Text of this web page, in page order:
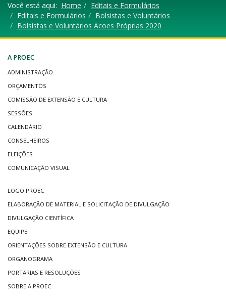
Você está aqui: Home
Editais e Formulários
Editais e Formulários
Bolsistas e Voluntários
Bolsistas e Voluntários Acoes Próprias 2020
A PROEC
ADMINISTRAÇÃO
ORÇAMENTOS
COMISSÃO DE EXTENSÃO E CULTURA
SESSÕES
CALENDÁRIO
CONSELHEIROS
ELEIÇÕES
COMUNICAÇÃO VISUAL
LOGO PROEC
ELABORAÇÃO DE MATERIAL E SOLICITAÇÃO DE DIVULGAÇÃO
DIVULGAÇÃO CIENTÍFICA
EQUIPE
ORIENTAÇÕES SOBRE EXTENSÃO E CULTURA
ORGANOGRAMA
PORTARIAS E RESOLUÇÕES
SOBRE A PROEC